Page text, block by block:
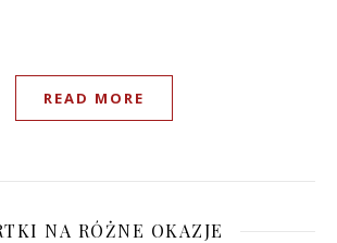
READ MORE
NA RÓŻNE OKAZJE